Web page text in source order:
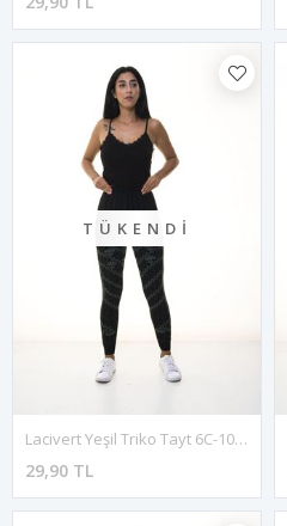
TÜKENDI
Lacivert Yeşil Triko Tayt 6C-1042
29,90 TL